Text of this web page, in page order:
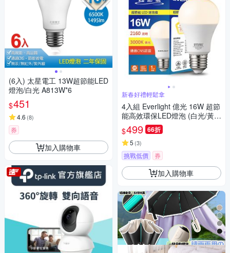
(6入) 太星電工 13W超節能LED
燈泡/白光 A813W*6
$451
4.6 (8)
券
加入購物車
新春好禮輕鬆拿
4入組 Everlight 億光 16W 超節
能高效環保LED燈泡 (白光/黃
光/自然光)
$499 66折
5 (3)
挑戰低價 券
加入購物車